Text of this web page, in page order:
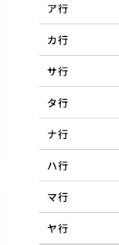
ア行
カ行
サ行
タ行
ナ行
ハ行
マ行
ヤ行